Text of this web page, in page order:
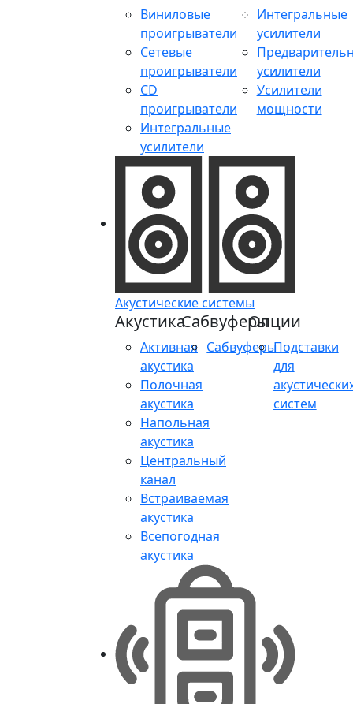
Виниловые
проигрыватели
Сетевые
проигрыватели
CD
проигрыватели
Интегральные
усилители
Интегральные
усилители
усилители
Усилители
мощности
Акустические системы
Акустика
Активная
акустика
Полочная
акустика
Напольная
акустика
Центральный
канал
Встраиваемая
акустика
Всепогодная
акустика
Сабвуферы
Сабвуферы
Опции
Подставки
для
систем